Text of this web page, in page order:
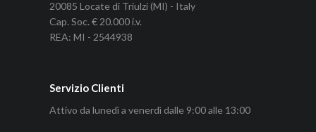
20085 Locate di Triulzi (MI) - Italy
Cap. Soc. € 20.000 i.v.
REA: MI - 2544938
Servizio Clienti
Attivo da lunedì a venerdì dalle 9:00 alle 13:00